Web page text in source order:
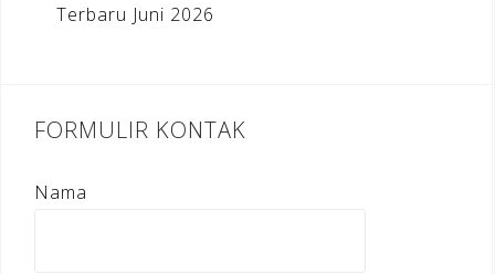
Terbaru Juni 2026
FORMULIR KONTAK
Nama